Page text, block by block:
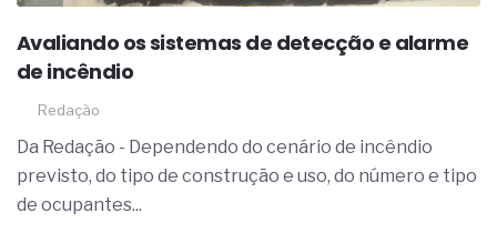
Avaliando os sistemas de detecção e alarme
de incêndio
Redação
Da Redação - Dependendo do cenário de incêndio
previsto, do tipo de construção e uso, do número e tipo
de ocupantes...